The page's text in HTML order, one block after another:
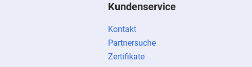
Kundenservice
Kontakt
Partnersuche
Zertifikate